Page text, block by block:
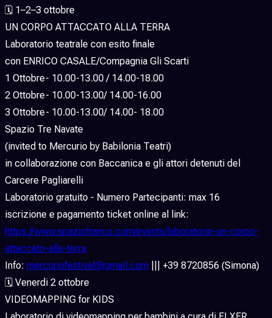
🗓 1–2–3 ottobre
UN CORPO ATTACCATO ALLA TERRA
Laboratorio teatrale con esito finale
con ENRICO CASALE/Compagnia Gli Scarti
1 Ottobre- 10.00-13.00 / 14.00-18.00
2 Ottobre- 10.00-13.00/ 14.00-16.00
3 Ottobre- 10.00-13.00/ 14.00- 18.00
Spazio Tre Navate
(invited to Mercurio by Babilonia Teatri)
in collaborazione con Baccanica e gli attori detenuti del
Carcere Pagliarelli
Laboratorio gratuito - Numero Partecipanti: max 16
iscrizione e pagamento ticket online al link:
https://www.spaziofranco.com/events/laboratorio-un-corpo-
attaccato-alla-terra
Info: mercuriofestival@gmail.com ||| +39 8720856 (Simona)
🗓 Venerdi 2 ottobre
VIDEOMAPPING for KIDS